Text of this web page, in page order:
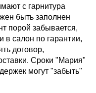
с гарнитура
быть заполнен
порой забывается,
в салон по гарантии,
договор,
Сроки "Мария"
могут "забыть"